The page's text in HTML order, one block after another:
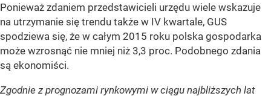
Ponieważ zdaniem przedstawicieli urzędu wiele wskazuje
na utrzymanie się trendu także w IV kwartale, GUS
spodziewa się, że w całym 2015 roku polska gospodarka
może wzrosnąć nie mniej niż 3,3 proc. Podobnego zdania
są ekonomiści.
Zgodnie z prognozami rynkowymi w ciągu najbliższych lat